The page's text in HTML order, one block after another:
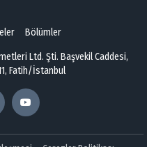
Bölümler
Ltd. Şti. Başvekil Caddesi,
Fatih/İstanbul